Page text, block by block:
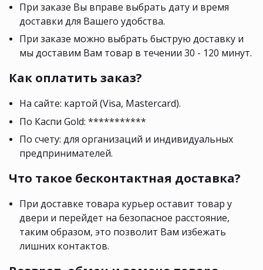
При заказе Вы вправе выбрать дату и время
доставки для Вашего удобства.
При заказе можно выбрать быструю доставку и
мы доставим Вам товар в течении 30 - 120 минут.
Как оплатить заказ?
На сайте: картой (Visa, Mastercard).
По Каспи Gold: ***********
По счету: для организаций и индивидуальных
предпринимателей.
Что такое бесконтактная доставка?
При доставке товара курьер оставит товар у
двери и перейдет на безопасное расстояние,
таким образом, это позволит Вам избежать
лишних контактов.